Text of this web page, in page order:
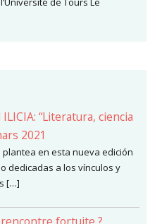
“Literatura, ciencia
2021
plantea en esta nueva edición
dedicadas a los vínculos y
[…]